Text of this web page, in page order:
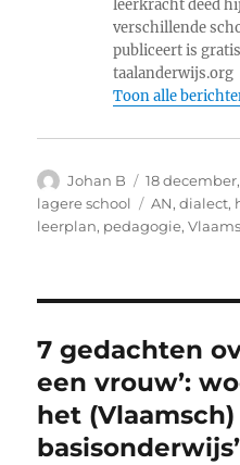
leerkracht deed
verschillende
publiceert is
taalanderwijs.org
Toon alle
Auteur
Johan B
Geplaatst
op
18 december,
lagere school
Tags
AN,dialect,
leerplan, pedagogie,
7 gedachten
een vrouw’:
het (Vlaamsch)